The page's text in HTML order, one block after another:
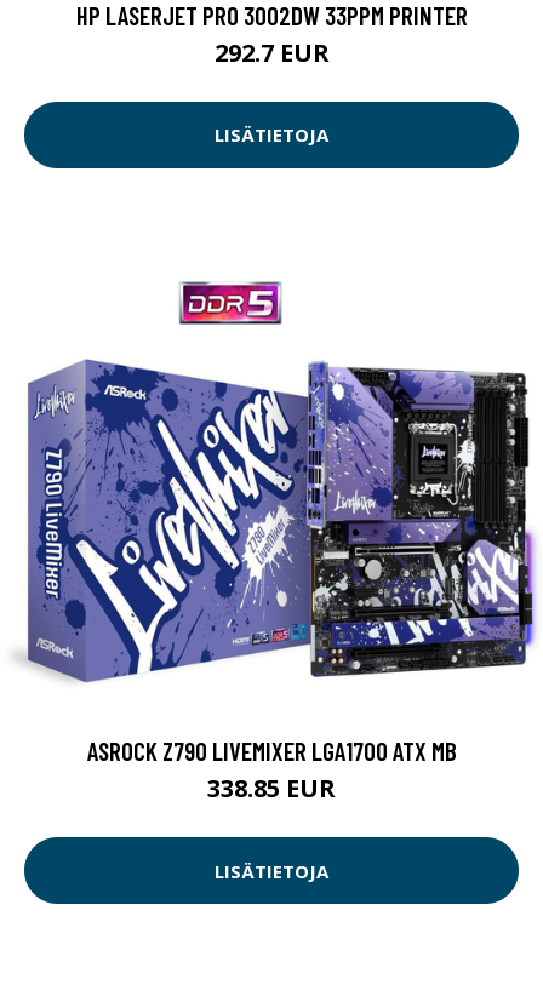
HP LASERJET PRO 3002DW 33PPM PRINTER
292.7 EUR
LISÄTIETOJA
ASROCK Z790 LIVEMIXER LGA1700 ATX MB
338.85 EUR
LISÄTIETOJA